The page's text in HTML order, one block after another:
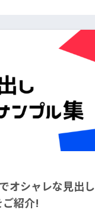
オシャレな見出し
紹介!